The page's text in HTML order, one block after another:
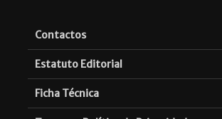
Contactos
Estatuto Editorial
Ficha Técnica